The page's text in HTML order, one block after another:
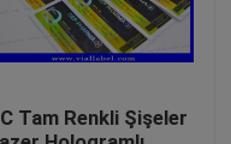
Tam Renkli Şişeler